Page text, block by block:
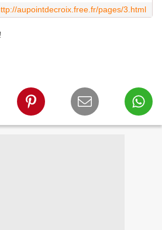
aupointdecroix.free.fr/pages/3.html